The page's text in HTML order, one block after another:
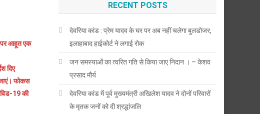
पर आहूत एक
दिए
जाएं। फोकस
19 की
RECENT POSTS
देवरिया कांड : प्रेम यादव के घर पर अब नहीं चलेगा बुलडोजर,
इलाहाबाद हाईकोर्ट ने लगाई रोक
जन समस्याओं का त्वरित गति से किया जाए निदान । – केशव
प्रसाद मौर्य
देवरिया कांड में पूर्व मुख्यमंत्री अखिलेश यादव ने दोनों परिवारों
के मृतक जनों को दी श्रद्धांजलि